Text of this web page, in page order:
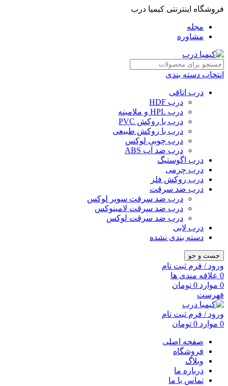
فروشگاه اینترنتی کیمیا درب
مجله
مشاوره
انتخاب دسته بندی
درب اتاقی
درب HDF
درب HPL و ملامینه
درب با روکش PVC
درب با روکش طبیعی
درب چوبی لوکس
درب ضد آب ABS
درب اگوستیگ
درب چرمی
درب روکش فلز
درب ضد سرقت
درب ضد سرقت سوپر لوکس
درب ضد سرقت لامینوکس
درب ضد سرقت لوکس
درب لابی
دسته بندی نشده
جست و جو
ورود / فرم ثبت نام
0 علاقه مندی ها
0 موارد 0 تومان
فهرست
ورود / فرم ثبت نام
0 موارد 0 تومان
صفحه اصلی
فروشگاه
وبلاگ
درباره ما
تماس با ما